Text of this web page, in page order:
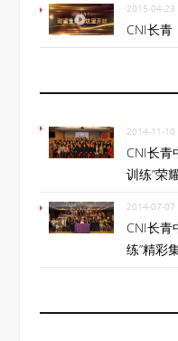
2015-04-23
CNI长青
2014-11-10
CNI长青
训练”荣
2014-07-07
CNI长青
练”精彩